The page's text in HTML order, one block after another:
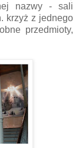
nazwy - sali
krzyż z jednego
przedmioty,